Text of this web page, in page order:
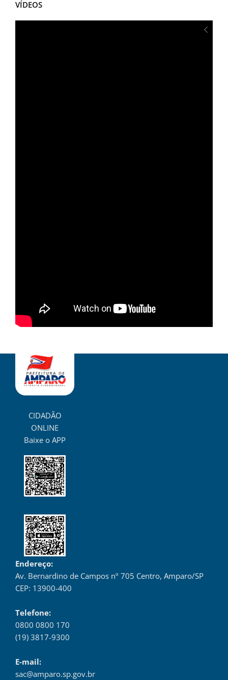
VÍDEOS
CIDADÃO
ONLINE
Baixe o APP
Endereço:
Av. Bernardino de Campos nº 705 Centro, Amparo/SP
CEP: 13900-400
Telefone:
0800 0800 170
(19) 3817-9300
E-mail:
sac@amparo.sp.gov.br